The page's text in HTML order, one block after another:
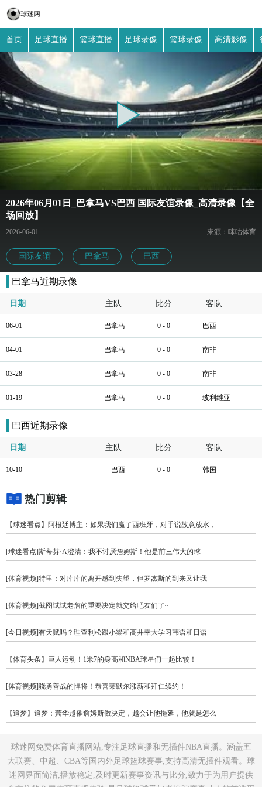
首页 足球直播 篮球直播 足球录像 篮球录像 高清影像
2026年06月01日_巴拿马VS巴西 国际友谊录像_高清录像【全
场回放】
2026-06-01 來源：咪咕体育
国际友谊 巴拿马 巴西
巴拿马近期录像
日期 主队 比分 客队
06-01 巴拿马 0 - 0 巴西
04-01 巴拿马 0 - 0 南非
03-28 巴拿马 0 - 0 南非
01-19 巴拿马 0 - 0 玻利维亚
巴西近期录像
日期 主队 比分 客队
10-10 巴西 0 - 0 韩国
热门剪辑
【球迷看点】阿根廷博主：如果我们赢了西班牙，对手说故意放水，
[球迷看点]斯蒂芬·A澄清：我不讨厌詹姆斯！他是前三伟大的球
[体育视频]特里：对库库的离开感到失望，但罗杰斯的到来又让我
[体育视频]截图试试老詹的重要决定就交给吧友们了~
[今日视频]有天赋吗？理查利松跟小梁和高井幸大学习韩语和日语
【体育头条】巨人运动！1米7的身高和NBA球星们一起比较！
[体育视频]骁勇善战的悍将！恭喜莱默尔涨薪和拜仁续约！
【追梦】追梦：萧华越催詹姆斯做决定，越会让他拖延，他就是怎么
球迷网免费体育直播网站,专注足球直播和无插件NBA直播。涵盖五
大联赛、中超、CBA等国内外足球篮球赛事,支持高清无插件观看。球
迷网界面简洁,播放稳定,及时更新赛事资讯与比分,致力于为用户提供